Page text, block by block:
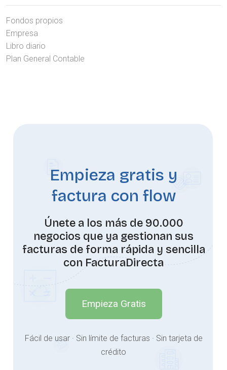
Fondos propios
Empresa
Libro diario
Plan General Contable
Empieza gratis y
factura con flow
Únete a los más de 90.000
negocios que ya gestionan sus
facturas de forma rápida y sencilla
con FacturaDirecta
Empieza Gratis
Fácil de usar · Sin límite de facturas · Sin tarjeta de
crédito